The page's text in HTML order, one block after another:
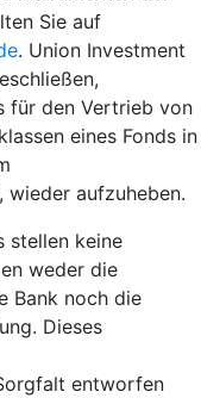
Sie auf
. Union Investment
für den Vertrieb von
eines Fonds in
aufzuheben.
stellen keine
weder die
Bank noch die
Dieses
entworfen